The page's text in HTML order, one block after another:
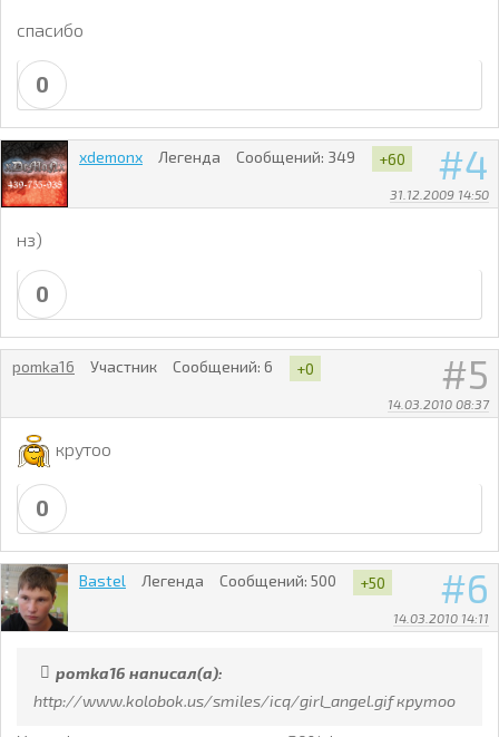
спасибо
0
4
31.12.2009 14:50
xdemonx Легенда Сообщений: 349 +60
нз)
0
5
14.03.2010 08:37
pomka16 Участник Сообщений: 6 +0
крутоо
0
6
14.03.2010 14:11
Bastel Легенда Сообщений: 500 +50
pomka16 написал(а):
http://www.kolobok.us/smiles/icq/girl_angel.gif крутоо